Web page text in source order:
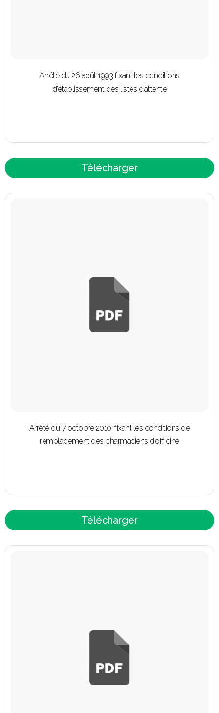
Arrêté du 26 août 1993 fixant les conditions
d’établissement des listes d’attente
Télécharger
Arrêté du 7 octobre 2010, fixant les conditions de
remplacement des pharmaciens d’officine
Télécharger